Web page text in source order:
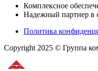
Комплексное
Надежный партнер в
Политика
Copyright 2025 © Группа